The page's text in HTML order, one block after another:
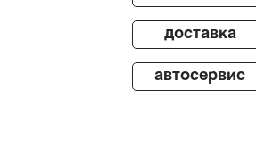
доставка
автосервис